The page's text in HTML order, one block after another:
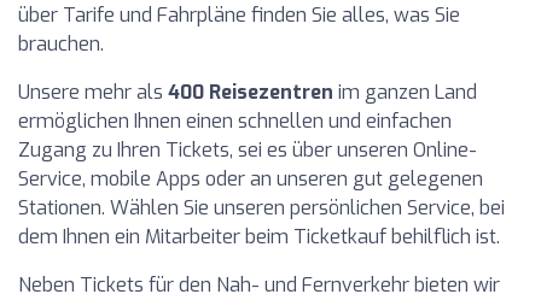
über Tarife und Fahrpläne finden Sie alles, was Sie
brauchen.
Unsere mehr als 400 Reisezentren im ganzen Land
ermöglichen Ihnen einen schnellen und einfachen
Zugang zu Ihren Tickets, sei es über unseren Online-
Service, mobile Apps oder an unseren gut gelegenen
Stationen. Wählen Sie unseren persönlichen Service, bei
dem Ihnen ein Mitarbeiter beim Ticketkauf behilflich ist.
Neben Tickets für den Nah- und Fernverkehr bieten wir